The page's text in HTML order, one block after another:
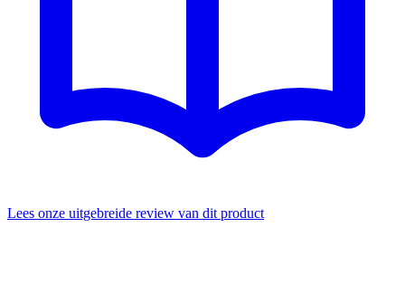
Lees onze uitgebreide review van dit product